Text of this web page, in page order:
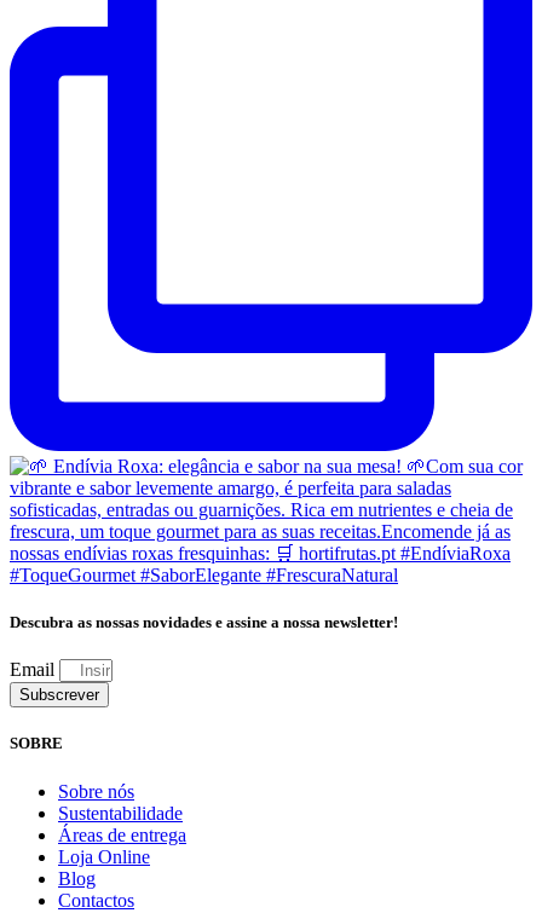
Descubra as nossas novidades e assine a nossa newsletter!
Email
Subscrever
SOBRE
Sobre nós
Sustentabilidade
Áreas de entrega
Loja Online
Blog
Contactos